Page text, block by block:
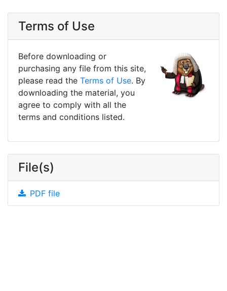
Terms of Use
Before downloading or
purchasing any file from this site,
please read the Terms of Use. By
downloading the material, you
agree to comply with all the
terms and conditions listed.
File(s)
PDF file